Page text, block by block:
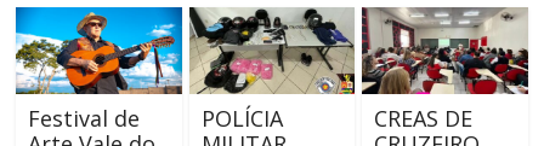
Festival de
POLÍCIA
CREAS DE